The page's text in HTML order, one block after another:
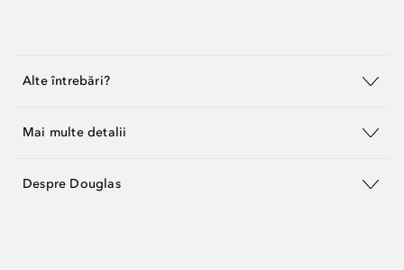
Alte întrebări?
Mai multe detalii
Despre Douglas